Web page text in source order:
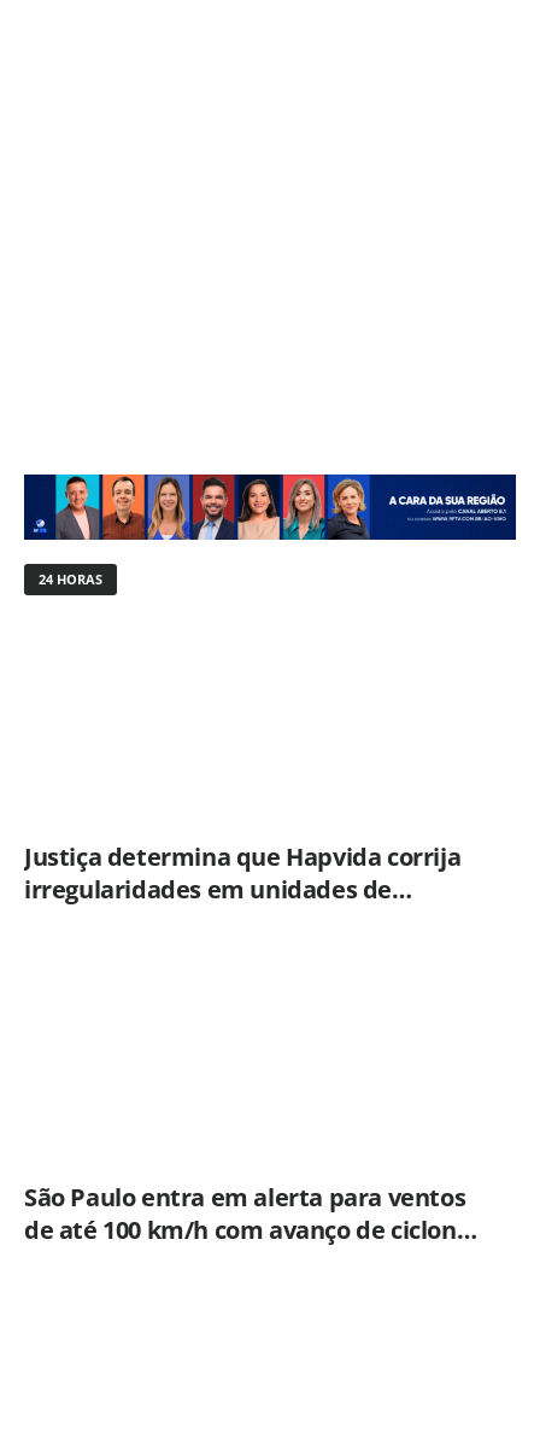
24 HORAS
Justiça determina que Hapvida corrija
irregularidades em unidades de
São Paulo entra em alerta para ventos
de até 100 km/h com avanço de ciclone